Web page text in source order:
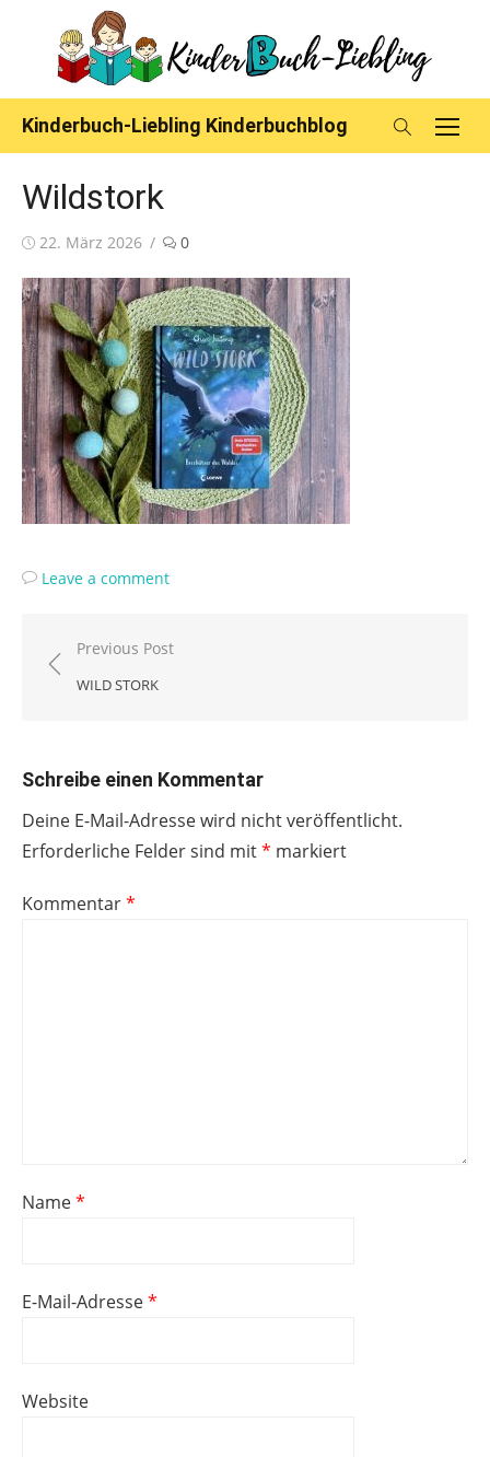
content
Kinderbuch-Liebling Kinderbuchblog
Wildstork
Posted
22. März 2026 0
Leave a comment
Beitragsnavigation
Previous Post
WILD STORK
Schreibe einen Kommentar
Deine E-Mail-Adresse wird nicht veröffentlicht.
Erforderliche Felder sind mit* markiert
Kommentar*
Name*
E-Mail-Adresse*
Website